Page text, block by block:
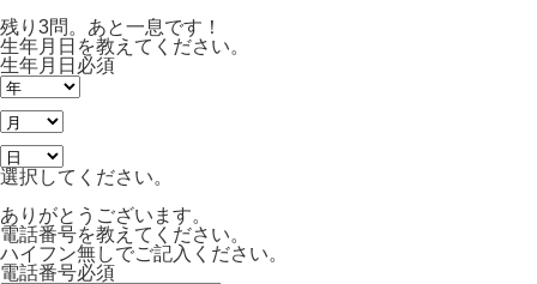
残り3問。あと一息です！
生年月日を教えてください。
生年月日 必須
選択してください。
ありがとうございます。
電話番号を教えてください。
ハイフン無しでご記入ください。
電話番号必須